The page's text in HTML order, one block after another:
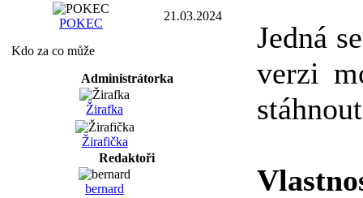
POKEC
21.03.2024
Kdo za co může
Administrátorka
Žirafka
Žirafička
Redaktoři
bernard
Jedná
verzi